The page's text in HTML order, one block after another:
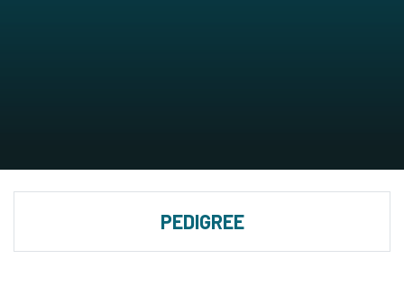
PEDIGREE